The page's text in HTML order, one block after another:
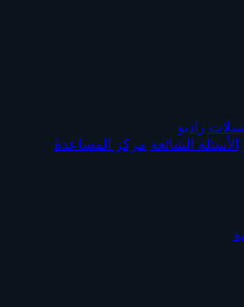
راديو
الأسئلة الشائعة مركز المساعدة